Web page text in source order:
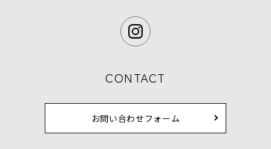
CONTACT
お問い合わせフォーム